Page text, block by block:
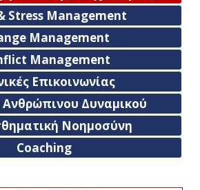
Stress Management
Management
Management
Επικοινωνίας
Ανθρώπινου Δυναμικού
Νοημοσύνη
Coaching